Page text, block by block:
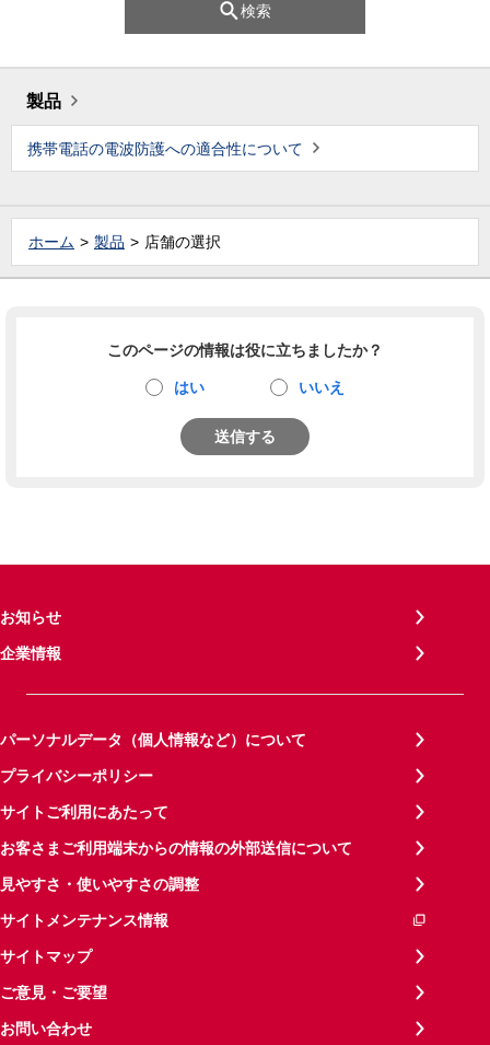
検索
製品
携帯電話の電波防護への適合性について
ホーム 製品 店舗の選択
このページの情報は役に立ちましたか？
はい いいえ
送信する
お知らせ
企業情報
パーソナルデータ（個人情報など）について
プライバシーポリシー
サイトご利用にあたって
お客さまご利用端末からの情報の外部送信について
見やすさ・使いやすさの調整
サイトメンテナンス情報
サイトマップ
ご意見・ご要望
お問い合わせ